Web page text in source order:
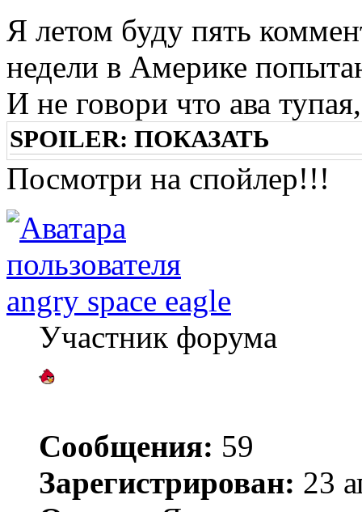
Я летом буду пять
недели в Америке
И не говори что ава
SPOILER: ПОКАЗАТЬ
Посмотри на спойлер!!!
angry space eagle
Участник форума
Сообщения: 59
Зарегистрирован: 23